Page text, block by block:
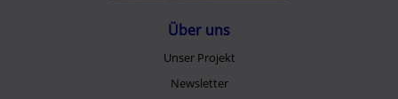
Über uns
Unser Projekt
Newsletter